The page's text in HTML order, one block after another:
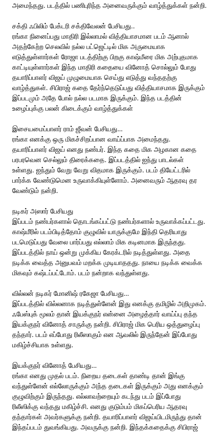
அமைந்தது. படத்தில் பணிபுரிந்த அனைவருக்கும் வாழ்த்துக்கள் நன்றி.
சக்தி ஃபிலிம் பேக்டரி சக்திவேலன் பேசியது..
ரங்கா நினைப்பது மாதிரி இல்லாமல் வித்தியாசமான படம் ஆனால்
அதற்கேற்ற செலவில் நல்ல பட்ஜெட்டில் மிக அருமையாக
எடுத்துள்ளார்கள் ரோஜா படத்திற்கு பிறகு காஷ்மீரை மிக அற்புதமாக
காட்டியுள்ளார்கள் இந்த மாதிரி கதையை வினோத் சொல்லும் போது
தயாரிப்பாளர் விஜய் முழுமையாக செய்து எடுத்து வந்ததற்கு
வாழ்த்துகள். சிபிராஜ் கதை தேர்ந்தெடுப்பது வித்தியாசமாக இருக்கும்
இப்படமும் அதே போல் நல்ல படமாக இருக்கும். இந்த படத்தின்
உழைப்புக்கு பலன் கிடைக்கும் வாழ்த்துக்கள்
இசையமைப்பாளர் ராம் ஜீவன் பேசியது…
ரங்கா எனக்கு ஒரு மிகச்சிறப்பான வாய்ப்பாக அமைந்தது.
தயாரிப்பாளர் விஜய் எனது நண்பர். இந்த கதை மிக அழகான கதை
பரபரவென செல்லும் திரைக்கதை. இப்படத்தில் ஐந்து பாடல்கள்
உள்ளது. ஐந்தும் வேறு வேறு விதமாக இருக்கும். படம் தியேட்டரில்
பார்க்க வேண்டுமென உருவாக்கியுள்ளோம். அனைவரும் ஆதரவு தர
வேண்டும் நன்றி.
நடிகர் அஸார் பேசியது
இப்படம் நண்பர்களால் தொடங்கப்பட்டு நண்பர்களால் உருவாக்கப்பட்டது.
காஷ்மீரில் படம்பிடித்தோம் குழுவில் யாருக்குமே இந்தி தெரியாது
படமெடுப்பது வேலை பார்ப்பது எல்லாம் மிக கடினமாக இருந்தது.
இப்படத்தில் நாய் ஒன்று முக்கிய கேரக்டரில் நடித்துள்ளது. அதை
நடிக்க வைத்த அனுபவம் மறக்க முடியாததது. நாயை நடிக்க வைக்க
மிகவும் கஷ்டப்பட்டோம். படம் நன்றாக வந்துள்ளது.
வில்லன் நடிகர் மோனிஷ் ரகேஜா பேசியது…
இப்படத்தில் வில்லனாக நடித்துள்ளேன் இது எனக்கு தமிழில் அறிமுகம்.
ஃபேஸ்புக் மூலம் தான் இயக்குநர் என்னை அழைத்தார் வாய்ப்பு தந்த
இயக்குநர் வினோத் சாருக்கு நன்றி. சிபிராஜ் மிக பெரிய ஒத்துழைப்பு
தந்தார். படம் எப்போது ரிலீஸாகும் என ஆவலில் இருந்தேன் இப்போது
மகிழ்ச்சியாக உள்ளது.
இயக்குநர் வினோத் பேசியது…
ரங்கா எனது முதல் படம். நிறைய தடைகள் தாண்டி தான் இங்கு
வந்துள்ளேன் எல்லோருக்கும் அந்த தடைகள் இருக்கும் அது எனக்கும்
குழுவிற்கும் இருந்தது. எல்லாவற்றையும் கடந்து படம் இப்போது
ரிலீஸிக்கு வந்தது மகிழ்ச்சி. எனது குடும்பம் மிகப்பெரிய ஆதரவு
தந்தார்கள் அவர்களுக்கு நன்றி. தயாரிப்பாளர் விஜய்யிடமிருந்து தான்
இந்தப்படம் துவங்கியது. அவருக்கு நன்றி. இந்தக்கதைக்கு சிபிராஜ்